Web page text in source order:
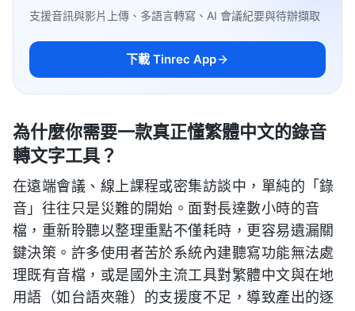
支援音訊與影片上傳、多語言轉寫、AI 會議紀要與待辦擷取
下載 Tinrec App
為什麼你需要一款真正懂繁體中文的錄音
轉文字工具？
在遠端會議、線上課程或密集訪談中，單純的「錄
音」往往只是災難的開始。面對長達數小時的音
檔，重新聆聽以整理重點不僅耗時，更容易遺漏關
鍵決策。許多使用者苦於系統內建聽寫功能無法處
理既有音檔，或是國外主流工具對繁體中文與在地
用語（如台語夾雜）的支援度不足，導致產出的逐